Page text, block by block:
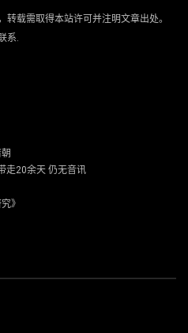
载需取得本站许可并注明文章出处。
系.
走20余天 仍无音讯
》